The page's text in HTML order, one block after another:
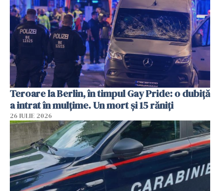
Teroare la Berlin, în timpul Gay Pride: o dubiță
a intrat în mulțime. Un mort și 15 răniți
26 IULIE 2026